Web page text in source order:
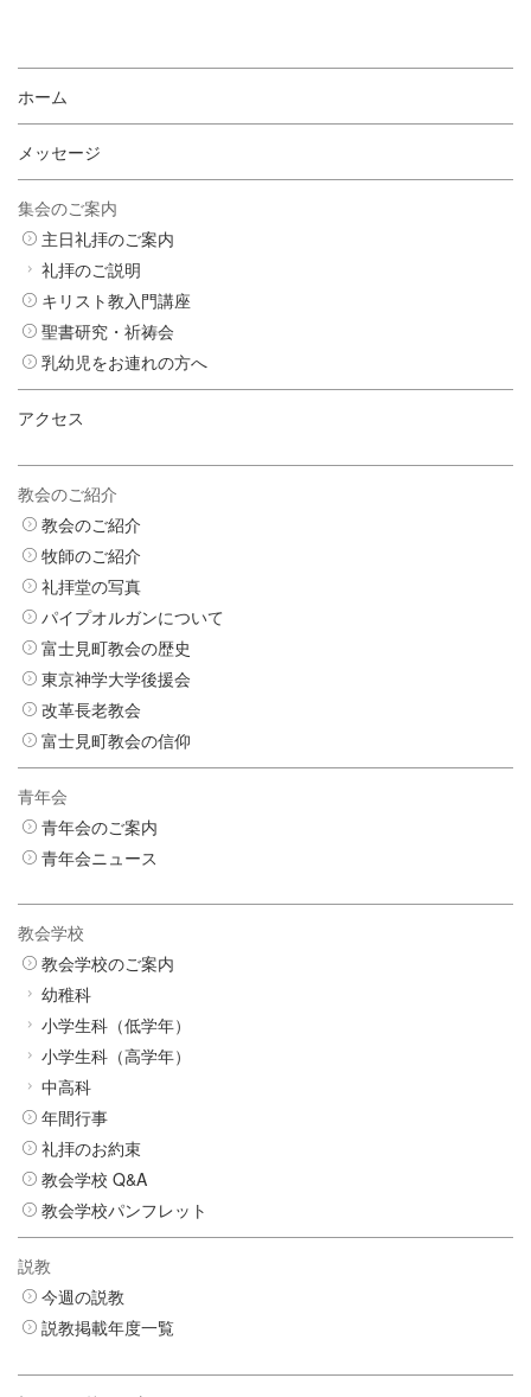
ホーム
メッセージ
集会のご案内
主日礼拝のご案内
礼拝のご説明
キリスト教入門講座
聖書研究・祈祷会
乳幼児をお連れの方へ
アクセス
教会のご紹介
教会のご紹介
牧師のご紹介
礼拝堂の写真
パイプオルガンについて
富士見町教会の歴史
東京神学大学後援会
改革長老教会
富士見町教会の信仰
青年会
青年会のご案内
青年会ニュース
教会学校
教会学校のご案内
幼稚科
小学生科（低学年）
小学生科（高学年）
中高科
年間行事
礼拝のお約束
教会学校 Q&A
教会学校パンフレット
説教
今週の説教
説教掲載年度一覧